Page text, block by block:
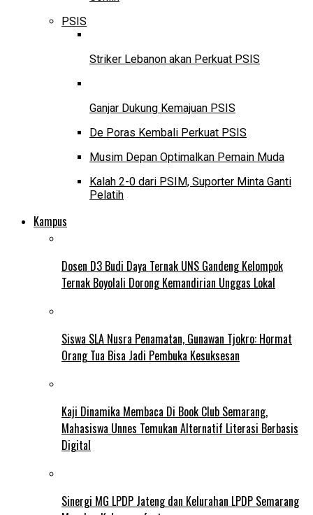
PSIS
Striker Lebanon akan Perkuat PSIS
Ganjar Dukung Kemajuan PSIS
De Poras Kembali Perkuat PSIS
Musim Depan Optimalkan Pemain Muda
Kalah 2-0 dari PSIM, Suporter Minta Ganti
Pelatih
Kampus
Dosen D3 Budi Daya Ternak UNS Gandeng Kelompok
Ternak Boyolali Dorong Kemandirian Unggas Lokal
Siswa SLA Nusra Penamatan, Gunawan Tjokro: Hormat
Orang Tua Bisa Jadi Pembuka Kesuksesan
Kaji Dinamika Membaca Di Book Club Semarang,
Mahasiswa Unnes Temukan Alternatif Literasi Berbasis
Digital
Sinergi MG LPDP Jateng dan Kelurahan LPDP Semarang